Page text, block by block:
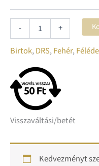
- +
Birtok,DRS,Fehér,
Visszaváltási/betét
Kedvezményt